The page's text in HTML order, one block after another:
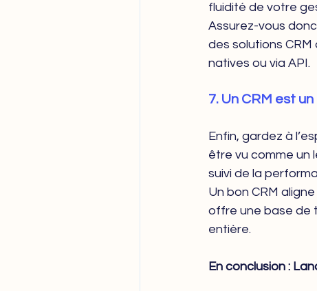
fluidité de votre
Assurez-vous
des solutions
natives ou via API.
7. Un CRM est
Enfin, gardez à
être vu comme un
suivi de la
Un bon CRM
offre une base de
entière.
En conclusion :